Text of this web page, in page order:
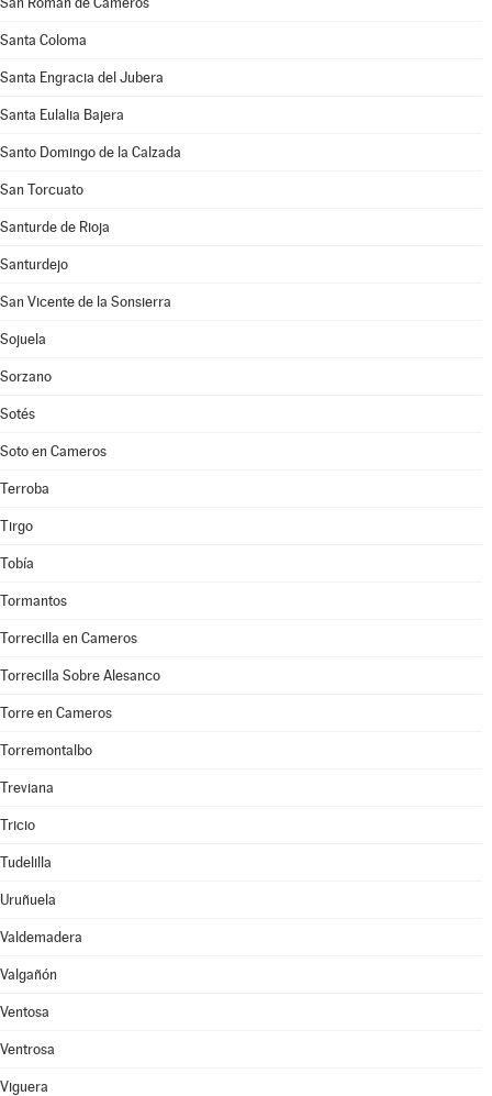
Santa Coloma
Santa Engracia del Jubera
Santa Eulalia Bajera
Santo Domingo de la Calzada
San Torcuato
Santurde de Rioja
Santurdejo
San Vicente de la Sonsierra
Sojuela
Sorzano
Sotés
Soto en Cameros
Terroba
Tirgo
Tobía
Tormantos
Torrecilla en Cameros
Torrecilla Sobre Alesanco
Torre en Cameros
Torremontalbo
Treviana
Tricio
Tudelilla
Uruñuela
Valdemadera
Valgañón
Ventosa
Ventrosa
Viguera